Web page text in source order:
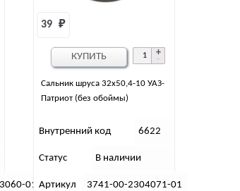
01
Сальник шруса 32х50,4-10 УАЗ-
Патриот (без обоймы)
39 ₽
Внутренний код 6622
Статус В наличии
Артикул 3741-00-2304071-01
КУПИТЬ